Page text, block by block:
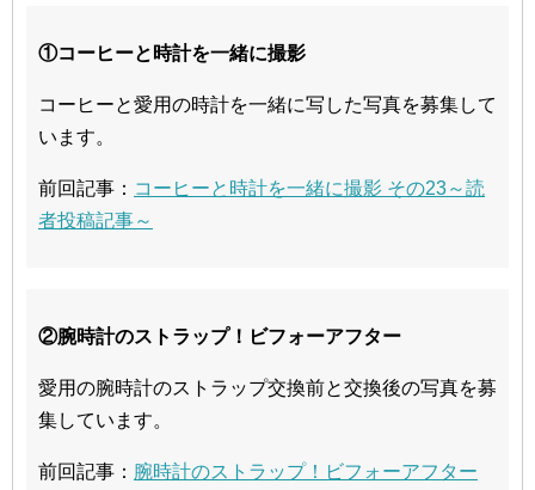
①コーヒーと時計を一緒に撮影
コーヒーと愛用の時計を一緒に写した写真を募集して
います。
前回記事： コーヒーと時計を一緒に撮影 その23～読
者投稿記事～
②腕時計のストラップ！ビフォーアフター
愛用の腕時計のストラップ交換前と交換後の写真を募
集しています。
前回記事： 腕時計のストラップ！ビフォーアフター